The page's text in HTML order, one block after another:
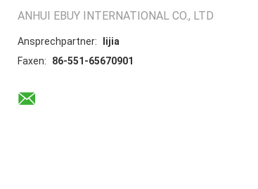
ANHUI EBUY INTERNATIONAL CO., LTD
Ansprechpartner:
lijia
Faxen:
86-551-65670901